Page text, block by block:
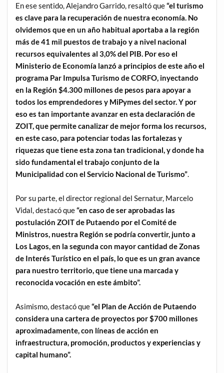
En ese sentido, Alejandro Garrido, resaltó que“el turismo
es clave para la recuperación de nuestra economía. No
olvidemos que en un año habitual aportaba a la región
más de 41 mil puestos de trabajo y a nivel nacional
recursos equivalentes al 3,0% del PIB. Por eso el
Ministerio de Economía lanzó a principios de este año el
programa Par Impulsa Turismo de CORFO, inyectando
en la Región $4.300 millones de pesos para apoyar a
todos los emprendedores y MiPymes del sector. Y por
eso es tan importante avanzar en esta declaración de
ZOIT, que permite canalizar de mejor forma los recursos,
en este caso, para potenciar todas las fortalezas y
riquezas que tiene esta zona tan tradicional, y donde ha
sido fundamental el trabajo conjunto de la
Municipalidad con el Servicio Nacional de Turismo”.
Por su parte, el director regional del Sernatur, Marcelo
Vidal, destacó que“en caso de ser aprobadas las
postulación ZOIT de Putaendo por el Comité de
Ministros, nuestra Región se podría convertir, junto a
Los Lagos, en la segunda con mayor cantidad de Zonas
de Interés Turístico en el país, lo que es un gran avance
para nuestro territorio, que tiene una marcada y
reconocida vocación en este ámbito”.
Asimismo, destacó que“el Plan de Acción de Putaendo
considera una cartera de proyectos por $700 millones
aproximadamente, con líneas de acción en
infraestructura, promoción, productos y experiencias y
capital humano”.